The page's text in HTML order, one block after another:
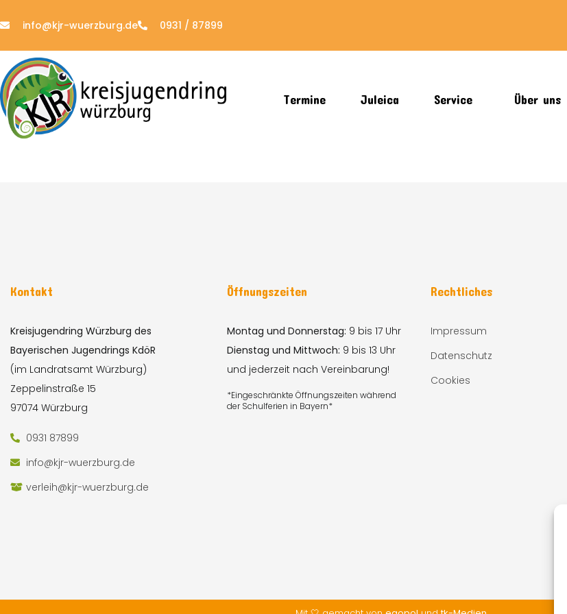
info@kjr-wuerzburg.de 0931 / 87899
Termine Juleica Service Über uns
Kontakt
Kreisjugendring Würzburg des
Bayerischen Jugendrings KdöR
(im Landratsamt Würzburg)
Zeppelinstraße 15
97074 Würzburg
0931 87899
info@kjr-wuerzburg.de
verleih@kjr-wuerzburg.de
Öffnungszeiten
Montag und Donnerstag: 9 bis 17 Uhr
Dienstag und Mittwoch: 9 bis 13 Uhr
und jederzeit nach Vereinbarung!
*Eingeschränkte Öffnungszeiten während
der Schulferien in Bayern*
Rechtliches
Impressum
Datenschutz
Cookies